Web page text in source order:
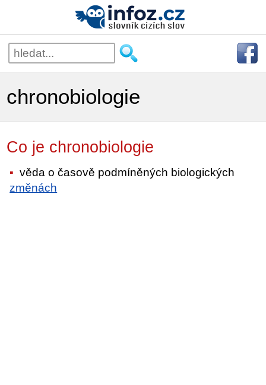
chronobiologie
Co je chronobiologie
věda o časově podmíněných biologických
změnách